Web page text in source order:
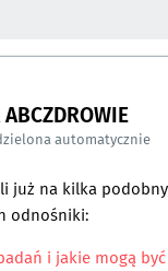
ABCZDROWIE
automatycznie
już na kilka
odnośniki:
i jakie mogą